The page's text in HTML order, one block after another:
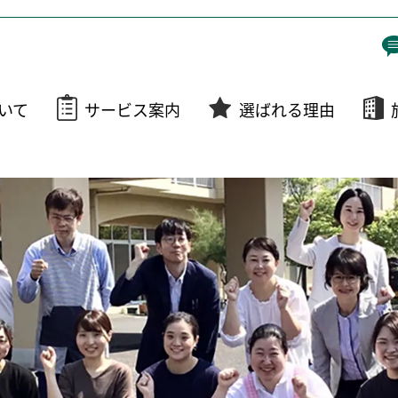
て サービス案内 選ばれる理由